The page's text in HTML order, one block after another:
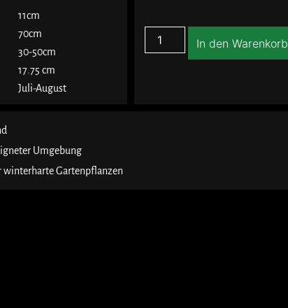
11cm
70cm
30-50cm
17.75 cm
Juli-August
In den Warenkorb
Umgebung
winterharte Gartenpflanzen